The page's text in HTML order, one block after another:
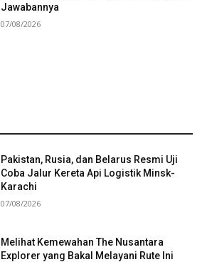
Jawabannya
07/08/2026
Pakistan, Rusia, dan Belarus Resmi Uji
Coba Jalur Kereta Api Logistik Minsk-
Karachi
07/08/2026
Melihat Kemewahan The Nusantara
Explorer yang Bakal Melayani Rute Ini